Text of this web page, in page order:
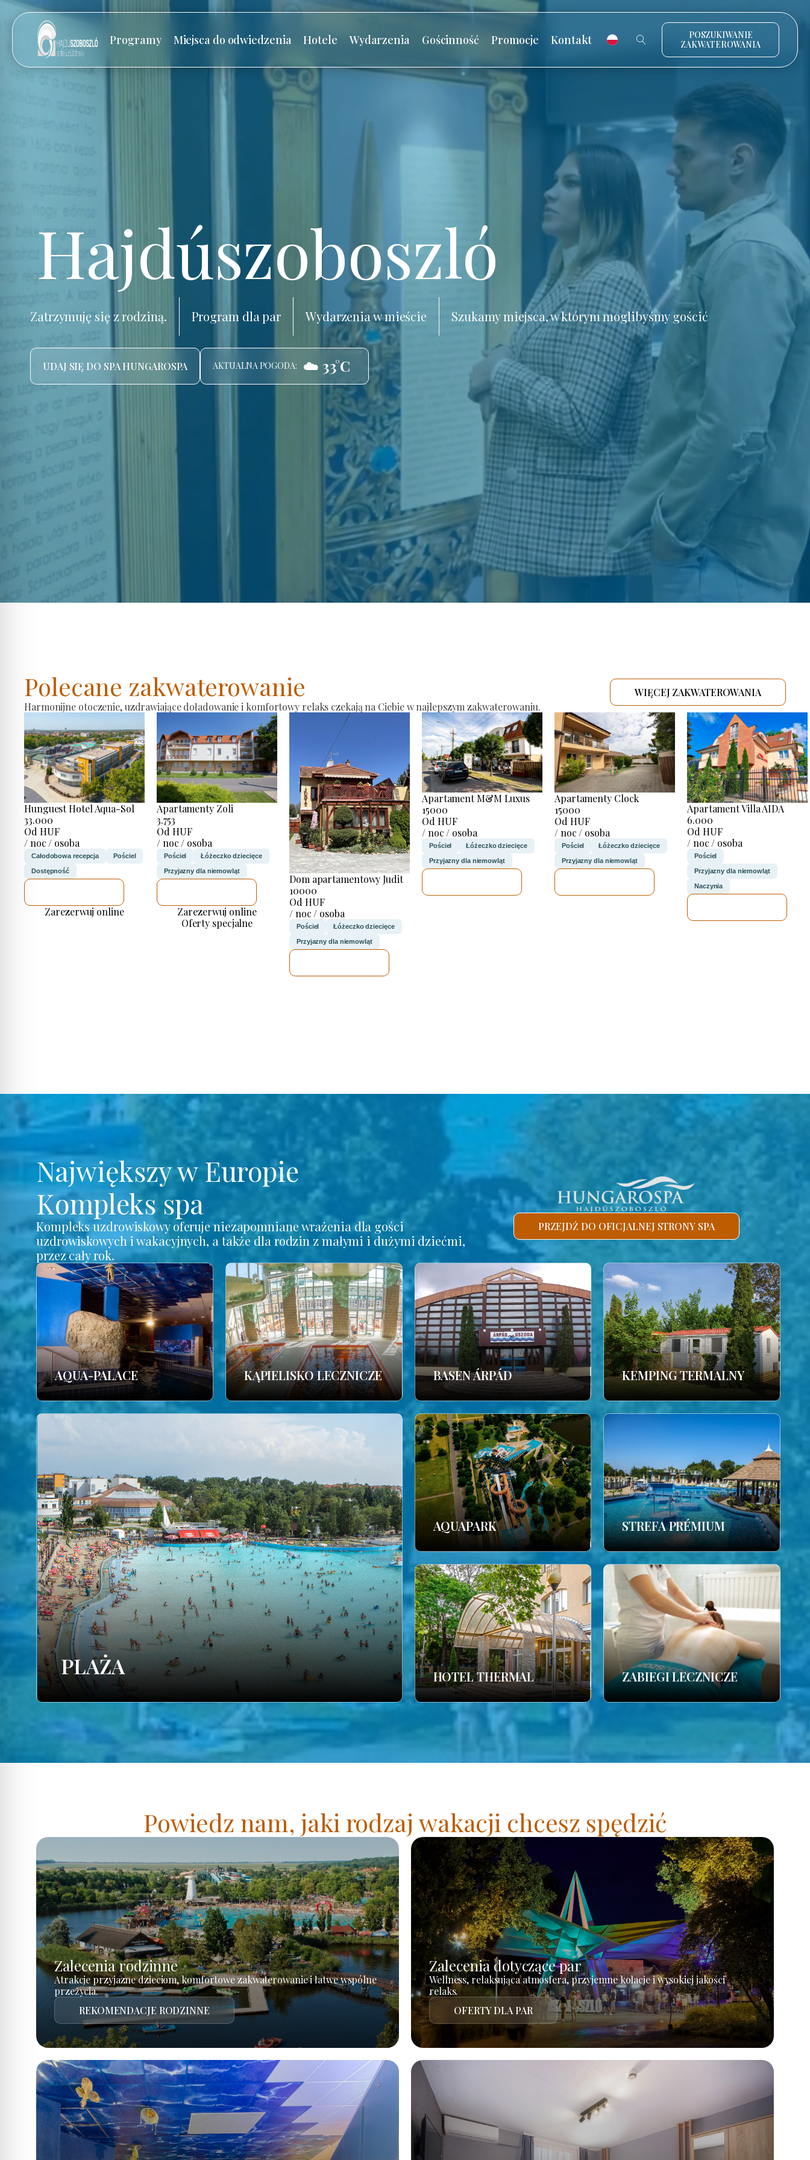
Programy Miejsca do odwiedzenia Hotele Wydarzenia Gościnność Promocje Kontakt
POSZUKIWANIE
ZAKWATEROWANIA
Hajdúszoboszló
Zatrzymuję się z rodziną. Program dla par Wydarzenia w mieście Szukamy miejsca, w którym moglibyśmy gościć
UDAJ SIĘ DO SPA HUNGAROSPA AKTUALNA POGODA: ☁️ 33°C
Polecane zakwaterowanie
Harmonijne otoczenie, uzdrawiające doładowanie i komfortowy relaks czekają na Ciebie w najlepszym zakwaterowaniu.
WIĘCEJ ZAKWATEROWANIA
Hunguest Hotel Aqua-Sol
33.000
Od HUF
/ noc / osoba
Całodobowa recepcja Pościel
Dostępność
Zarezerwuj online
Apartamenty Zoli
3.753
Od HUF
/ noc / osoba
Pościel Łóżeczko dziecięce
Przyjazny dla niemowląt
Zarezerwuj online
Oferty specjalne
Dom apartamentowy Judit
10000
Od HUF
/ noc / osoba
Pościel Łóżeczko dziecięce
Przyjazny dla niemowląt
Apartament M&M Luxus
15000
Od HUF
/ noc / osoba
Pościel Łóżeczko dziecięce
Przyjazny dla niemowląt
Apartamenty Clock
15000
Od HUF
/ noc / osoba
Pościel Łóżeczko dziecięce
Przyjazny dla niemowląt
Apartament Villa AIDA
6.000
Od HUF
/ noc / osoba
Pościel
Przyjazny dla niemowląt
Naczynia
Największy w Europie
Kompleks spa
Kompleks uzdrowiskowy oferuje niezapomniane wrażenia dla gości
uzdrowiskowych i wakacyjnych, a także dla rodzin z małymi i dużymi dziećmi,
przez cały rok.
PRZEJDŹ DO OFICJALNEJ STRONY SPA
AQUA-PALACE KĄPIELISKO LECZNICZE BASEN ÁRPÁD KEMPING TERMALNY
PLAŻA
AQUAPARK STREFA PRÉMIUM
HOTEL THERMAL ZABIEGI LECZNICZE
Powiedz nam, jaki rodzaj wakacji chcesz spędzić
Zalecenia rodzinne
Atrakcje przyjazne dzieciom, komfortowe zakwaterowanie i łatwe wspólne
przeżycia.
REKOMENDACJE RODZINNE
Zalecenia dotyczące par
Wellness, relaksująca atmosfera, przyjemne kolacje i wysokiej jakości
relaks.
OFERTY DLA PAR